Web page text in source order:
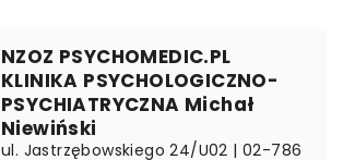
NZOZ PSYCHOMEDIC.PL
KLINIKA PSYCHOLOGICZNO-
PSYCHIATRYCZNA Michał
Niewiński
ul. Jastrzębowskiego 24/U02 | 02-786